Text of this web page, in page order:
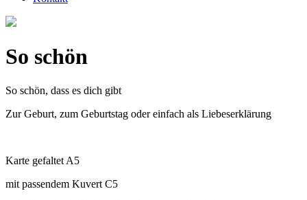
So schön
So schön, dass es dich gibt
Zur Geburt, zum Geburtstag oder einfach als Liebeserklärung
Karte gefaltet A5
mit passendem Kuvert C5